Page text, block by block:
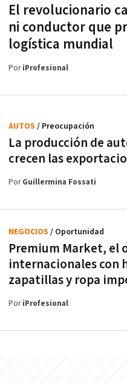
El revolucionario
ni conductor que
logística mundial
PoriProfesional
La producción de
crecen las
AUTOS / Preocupación
PorGuillermina Fossati
Premium Market, el
internacionales con
zapatillas y ropa
NEGOCIOS / Oportunidad
PoriProfesional